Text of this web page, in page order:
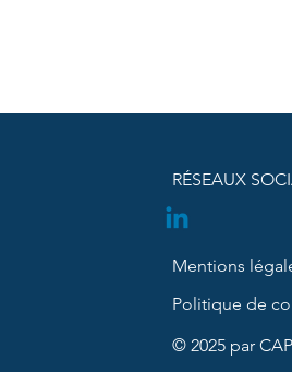
RÉSEAUX
Mentions
Politique de
© 2025 par